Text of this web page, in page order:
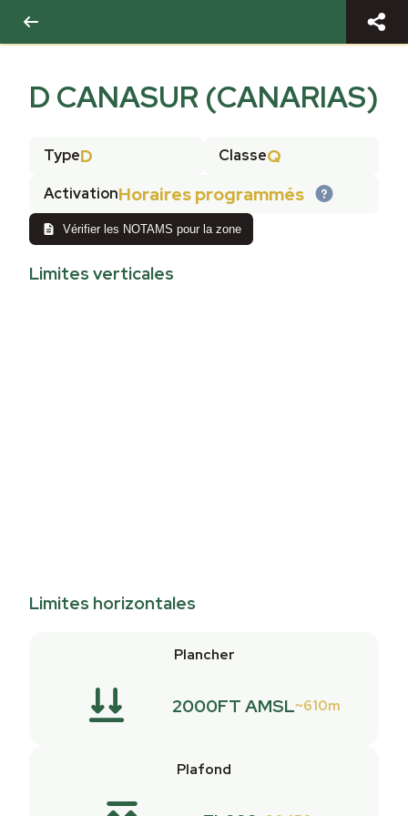
D CANASUR (CANARIAS)
TypeD ClasseQ
ActivationHoraires programmés
Vérifier les NOTAMS pour la zone
Limites verticales
Limites horizontales
Plancher
2000FT AMSL 610m
Plafond